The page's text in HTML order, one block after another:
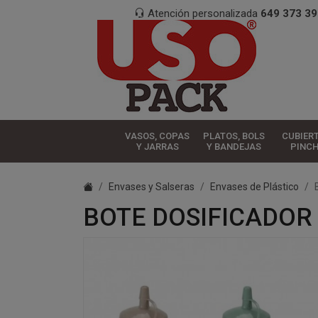
Atención personalizada 649 373
VASOS, COPAS
Y JARRAS
PLATOS, BOLS
Y BANDEJAS
Envases y Salseras Envases de Plástico
BOTE